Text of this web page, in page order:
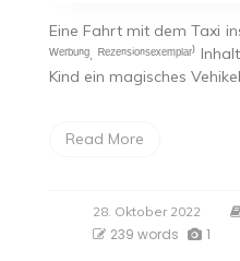
Eine Fahrt mit dem Taxi ins
ᵂᵉʳᵇᵘⁿᵍ,
Kind ein magisches
Read More
28. Oktober 2022
239 words
1